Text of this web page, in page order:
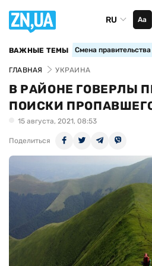
RU Аа
ВАЖНЫЕ ТЕМЫ Смена
ГЛАВНАЯ УКРАИНА
В РАЙОНЕ ГОВЕРЛЫ
ПОИСКИ
15 августа, 2021, 08:53
Поделиться